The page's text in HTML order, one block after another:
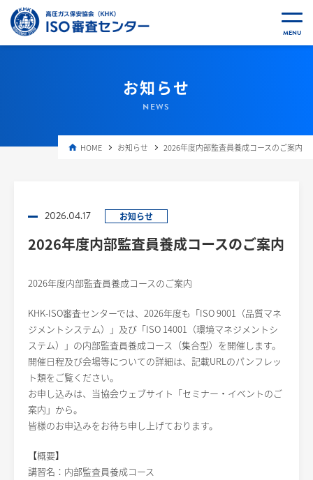
お知らせ
NEWS
HOME お知らせ 2026年度内部監査員養成コースのご案内
2026.04.17 お知らせ
2026年度内部監査員養成コースのご案内
2026年度内部監査員養成コースのご案内
KHK-ISO審査センターでは、2026年度も「ISO 9001（品質マネ
ジメントシステム）」及び「ISO 14001（環境マネジメントシ
ステム）」の内部監査員養成コース（集合型）を開催します。
開催日程及び会場等についての詳細は、記載URLのパンフレッ
ト類をご覧ください。
お申し込みは、当協会ウェブサイト「セミナー・イベントのご
案内」から。
皆様のお申込みをお待ち申し上げております。
【概要】
講習名：内部監査員養成コース